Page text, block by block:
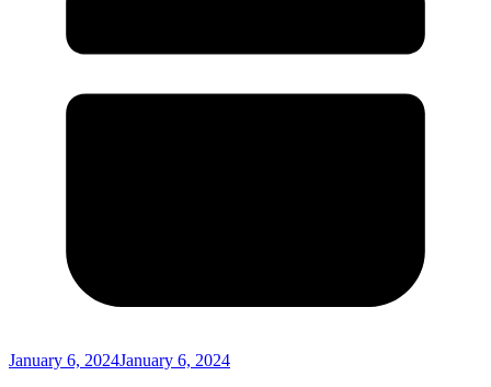
January 6, 2024January 6, 2024